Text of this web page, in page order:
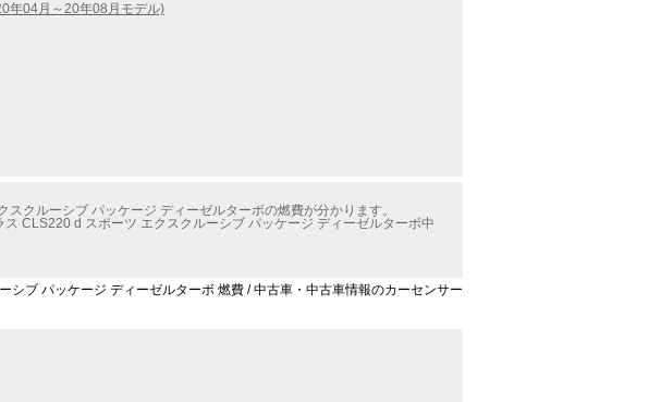
年04月～20年08月モデル)
クルーシブ パッケージ ディーゼルターボの燃費が分かります。
CLS220 d スポーツ エクスクルーシブ パッケージ ディーゼルターボ中
シブ パッケージ ディーゼルターボ 燃費 / 中古車・中古車情報のカーセンサー